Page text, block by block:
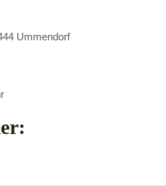
Ummendorf